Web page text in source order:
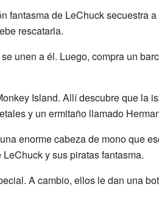
fantasma de LeChuck secuestra
rescatarla.
unen a él. Luego, compra un
Island. Allí descubre que la
y un ermitaño llamado
enorme cabeza de mono que
y sus piratas fantasma.
A cambio, ellos le dan una